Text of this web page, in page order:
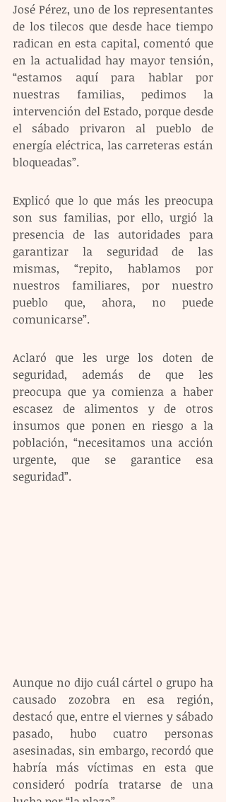
José Pérez, uno de los representantes
de los tilecos que desde hace tiempo
radican en esta capital, comentó que
en la actualidad hay mayor tensión,
“estamos aquí para hablar por
nuestras familias, pedimos la
intervención del Estado, porque desde
el sábado privaron al pueblo de
energía eléctrica, las carreteras están
bloqueadas”.
Explicó que lo que más les preocupa
son sus familias, por ello, urgió la
presencia de las autoridades para
garantizar la seguridad de las
mismas, “repito, hablamos por
nuestros familiares, por nuestro
pueblo que, ahora, no puede
comunicarse”.
Aclaró que les urge los doten de
seguridad, además de que les
preocupa que ya comienza a haber
escasez de alimentos y de otros
insumos que ponen en riesgo a la
población, “necesitamos una acción
urgente, que se garantice esa
seguridad”.
Aunque no dijo cuál cártel o grupo ha
causado zozobra en esa región,
destacó que, entre el viernes y sábado
pasado, hubo cuatro personas
asesinadas, sin embargo, recordó que
habría más víctimas en esta que
consideró podría tratarse de una